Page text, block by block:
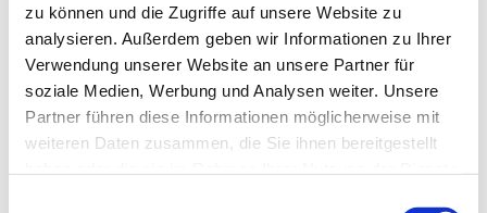
zu können und die Zugriffe auf unsere Website zu
analysieren. Außerdem geben wir Informationen zu Ihrer
Verwendung unserer Website an unsere Partner für
soziale Medien, Werbung und Analysen weiter. Unsere
Partner führen diese Informationen möglicherweise mit
weiteren Daten zusammen, die Sie ihnen bereitgestellt